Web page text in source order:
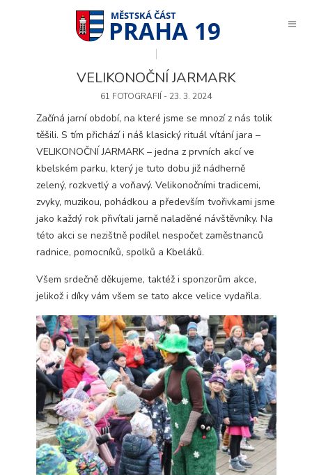
PRAHA 19
VELIKONOČNÍ JARMARK
61 FOTOGRAFIÍ - 23. 3. 2024
Začíná jarní období, na které jsme se mnozí z nás tolik
těšili. S tím přichází i náš klasický rituál vítání jara –
VELIKONOČNÍ JARMARK – jedna z prvních akcí ve
kbelském parku, který je tuto dobu již nádherně
zelený, rozkvetlý a voňavý. Velikonočními tradicemi,
zvyky, muzikou, pohádkou a především tvořivkami jsme
jako každý rok přivítali jarně naladěné návštěvníky. Na
této akci se nezištně podílel nespočet zaměstnanců
radnice, pomocníků, spolků a Kbeláků.
Všem srdečně děkujeme, taktéž i sponzorům akce,
jelikož i díky vám všem se tato akce velice vydařila.
Technické
Technické
cookies jsou
nezbytné pro
správné
fungování
webu a všech
funkcí, které
nabízí.
Nepožadujeme
Váš souhlas s
využitím
technických